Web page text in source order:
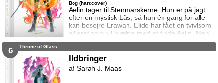
Aelin tager til Stenmarskerne. Hun er på jagt
efter en mystisk Lås, så hun én gang for alle
kan besejre Erawan. Elide har fået en tvivlsom
allieret som vil hjælpe med at finde Aelin. Men
for hvilken pris? Manon vågner i lænker og
Dorian ikke glemme heksen der hjalp ham i
Bog (hardcover)
6 Throne of Glass
Ildbringer
Sarah J. Maas